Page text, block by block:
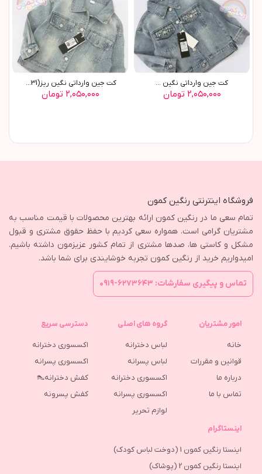
کت جين وارداتي نگين ...
۲,۰۵۰,۰۰۰ تومان
کت جين وارداتي نگين ريز(9631)
۲,۰۵۰,۰۰۰ تومان
فروشگاه اینترنتی رنگین کمون
تمام سعی ما در رنگین کمون ارائه بهترین محصولات با قیمت مناسب به
مشتریان گرامی است. همواره سعی کردیم با حفظ حقوق مشتری و قبول
مشکل و کاستی ها، صدها مشتری از تمام کشور عزیزمون داشته باشیم.
امیدواریم خرید از رنگین کمون تجربه خوشایندی برای شما باشد.
تماس و پیگیری سفارشات: ۶۲۷۳۶۴۳-۰۹۱۹
امور مشتریان
خانه
قوانین و مقررات
درباره ما
تماس با ما
گروه های اصلی
لباس دخترانه
لباس پسرانه
اکسسوری دخترانه
اکسسوری پسرانه
لوازم تحریر
دسترسی سریع
اکسسوری دخترانه
اکسسوری پسرانه
کفش دخترانه👠
كفش پسرونه
اینستاگرام
اینستا رنگین کمون 1 (دوخت لباس کودک)
اینستا رنگین کمون 2 (پوشاک)